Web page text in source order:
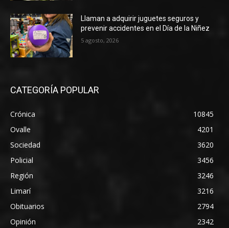
Llaman a adquirir juguetes seguros y
prevenir accidentes en el Día de la Niñez
5 agosto, 2026
CATEGORÍA POPULAR
Crónica
10845
Ovalle
4201
Sociedad
3620
Policial
3456
Región
3246
Limarí
3216
Obituarios
2794
Opinión
2342